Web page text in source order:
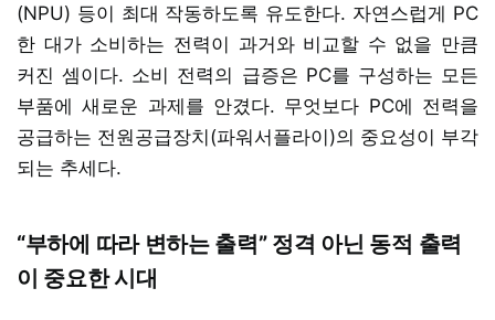
(NPU) 등이 최대 작동하도록 유도한다. 자연스럽게 PC
한 대가 소비하는 전력이 과거와 비교할 수 없을 만큼
커진 셈이다. 소비 전력의 급증은 PC를 구성하는 모든
부품에 새로운 과제를 안겼다. 무엇보다 PC에 전력을
공급하는 전원공급장치(파워서플라이)의 중요성이 부각
되는 추세다.
“부하에 따라 변하는 출력” 정격 아닌 동적 출력
이 중요한 시대